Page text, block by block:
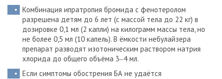
Комбинация ипратропия бромида с фенотеролом
разрешена детям до 6 лет (с массой тела до 22 кг) в
дозировке 0,1 мл (2 капли) на килограмм массы тела, но
не более 0,5 мл (10 капель). В ёмкости небулайзера
препарат разводят изотоническим раствором натрия
хлорида до общего объёма 3‒4 мл.
Если симптомы обострения БА не удаётся